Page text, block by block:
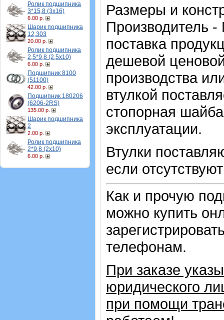
Ролик подшипника
3*15,8 (3х16)
6.00 р.
Шарик подшипника
12,303
20.00 р.
Ролик подшипника
2,5*9,8 (2,5х10)
6.00 р.
Подшипник 8100
(51100)
42.00 р.
Подшипник 180206
(6206-2RS)
135.00 р.
Шарик подшипника
2
2.00 р.
Ролик подшипника
2*9,8 (2х10)
6.00 р.
Размеры и
Производитель
поставка
дешевой
производства
втулкой
стопорная
эксплуатации.
Втулки
если
Как и прочую
можно купить
телефонам.
При заказе
юридического
при помощи